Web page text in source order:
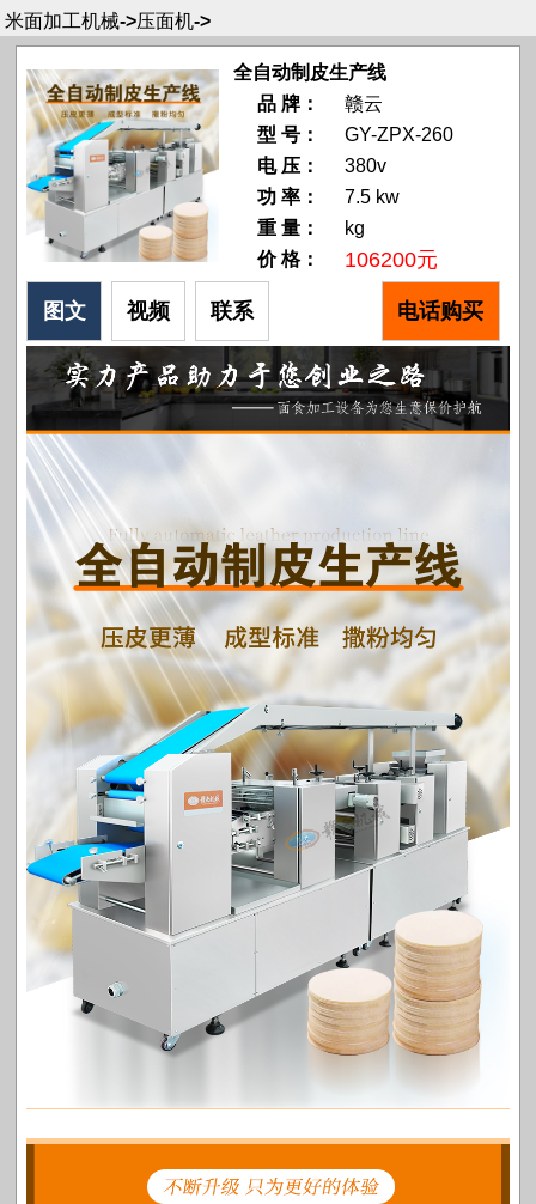
米面加工机械->压面机->
全自动制皮生产线
品 牌：
赣云
型 号：
GY-ZPX-260
电 压：
380v
功 率：
7.5 kw
重 量：
kg
价 格：
106200元
图文 视频 联系 电话购买